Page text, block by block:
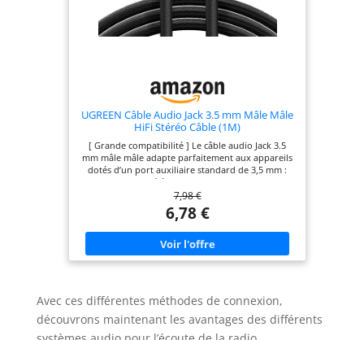
problème ne se posera plus, pas besoin de les
retirer pendant l'utilisation.
UGREEN Câble Audio Jack 3.5 mm Mâle Mâle
HiFi Stéréo Câble (1M)
[ Grande compatibilité ] Le câble audio Jack 3.5
mm mâle mâle adapte parfaitement aux appareils
dotés d’un port auxiliaire standard de 3,5 mm :
autoradio, téléviseur, casque, enceintes,
amplificateur, barre de son, ordinateur portable,
tablette, mobile, MacBook, iMac, iPod, iPad, PC,
ordinateur de bureau, console Switch, Xbox
One/360, PS5/PS4. Non compatible avec : a)
connexion pour casque symétrique (balancée) ; b)
certaines prises casque de 17 mm. [ Qualité audio
HiFi exceptionnelle ] Ce câble audio jack 3,5 mm
expérience sans perte, sans bruit et haute fidélité.
Les connecteurs plaqués or 24 carats assurent une
transmission plus rapide du signal audio, stable et
7,98 €
6,78 €
Avec ces différentes méthodes de connexion,
découvrons maintenant les avantages des différents